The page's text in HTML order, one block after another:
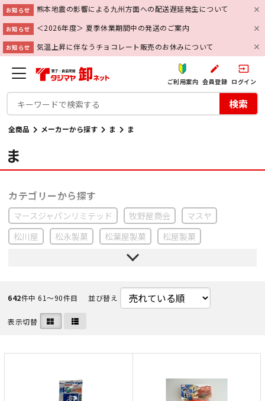
お知らせ 熊本地震の影響による九州方面への配送遅延発生について
お知らせ ＜2026年度＞ 夏季休業期間中の発送のご案内
お知らせ 気温上昇に伴なうチョコレート販売のお休みについて
ご利用案内
create
会員登録
input
ログイン
検索
全商品 メーカーから探す ま ま
ま
マースジャパンリミテッド 牧野屋商会
マスヤ
松川屋
松永製菓 松葉屋製菓 松屋製菓
642件中 61〜90件目 並び替え
表示切替